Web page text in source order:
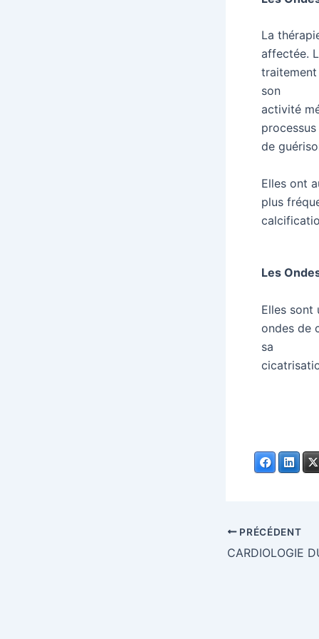
La
affectée.
son
activité
processus
de
Elles ont
plus
Les
Elles sont
ondes de
sa
Facebook
PRÉCÉDENT
CARDIOLOGIE